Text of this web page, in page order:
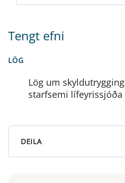
Tengt efni
LÖG
Lög um
starfsemi lífeyrissjóða
DEILA